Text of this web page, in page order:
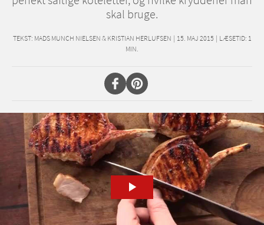
skal bruge.
TEKST: MADS MUNCH NIELSEN & KRISTIAN HERLUFSEN | 15. MAJ 2015 | LÆSETID: 1
MIN.